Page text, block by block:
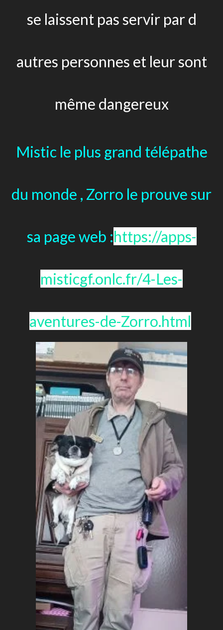
se laissent pas servir par d
autres personnes et leur sont
même dangereux
Mistic le plus grand télépathe
du monde , Zorro le prouve sur
sa page web :https://apps-
misticgf.onlc.fr/4-Les-
aventures-de-Zorro.html